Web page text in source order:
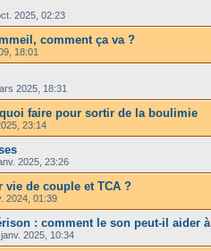
2025, 02:23
comment ça va ?
18:01
2025, 18:31
faire pour sortir de la boulimie
23:14
2025, 23:26
vie de couple et TCA ?
2024, 01:39
: comment le son peut-il aider
2025, 10:34